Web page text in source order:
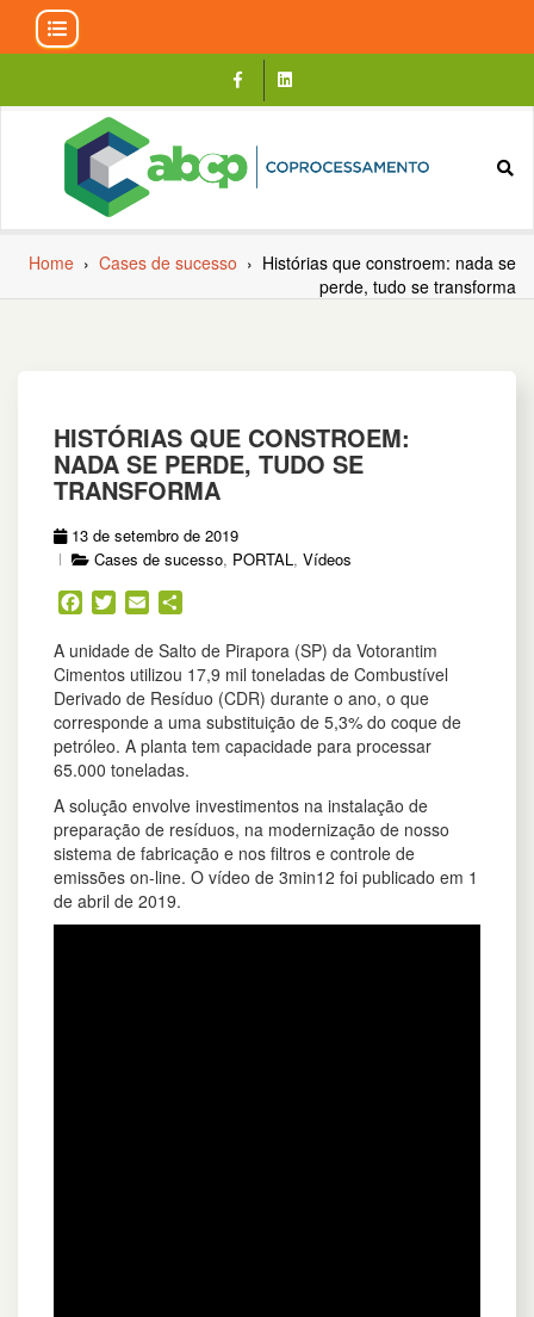
content
Home › Cases de sucesso › Histórias que constroem: nada se
perde, tudo se transforma
HISTÓRIAS QUE CONSTROEM:
NADA SE PERDE, TUDO SE
TRANSFORMA
13 de setembro de 2019
Cases de sucesso, PORTAL, Vídeos
Facebook
TwitterEmail
A unidade de Salto de Pirapora (SP) da Votorantim
Cimentos utilizou 17,9 mil toneladas de Combustível
Derivado de Resíduo (CDR) durante o ano, o que
corresponde a uma substituição de 5,3% do coque de
petróleo. A planta tem capacidade para processar
65.000 toneladas.
A solução envolve investimentos na instalação de
preparação de resíduos, na modernização de nosso
sistema de fabricação e nos filtros e controle de
emissões on-line. O vídeo de 3min12 foi publicado em 1
de abril de 2019.